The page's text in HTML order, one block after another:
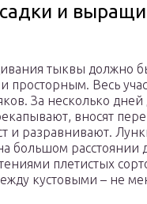
и
тыквы должно
просторным. Весь
За несколько дней
вносят
и разравнивают.
большом расстоянии
плетистых
кустовыми – не